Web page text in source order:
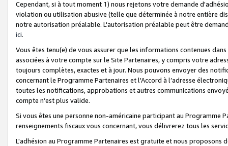
Cependant, si à tout moment 1) nous rejetons votre demande
violation ou utilisation abusive (telle que déterminée à notre entière
notre autorisation préalable. L'autorisation préalable peut être
ici.
Vous êtes tenu(e) de vous assurer que les informations contenues
associées à votre compte sur le Site Partenaires, y compris votre
toujours complètes, exactes et à jour. Nous pouvons envoyer des
concernant le Programme Partenaires et l'Accord à l’adresse
toutes les notifications, approbations et autres communications
compte n’est plus valide.
Si vous êtes une personne non-américaine participant au
renseignements fiscaux vous concernant, vous délivrerez tous les
L'adhésion au Programme Partenaires est gratuite et nous proposons